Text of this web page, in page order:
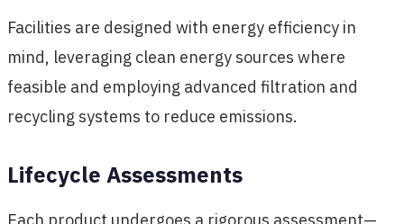
Facilities are designed with energy efficiency in
mind, leveraging clean energy sources where
feasible and employing advanced filtration and
recycling systems to reduce emissions.
Lifecycle Assessments
Each product undergoes a rigorous assessment—